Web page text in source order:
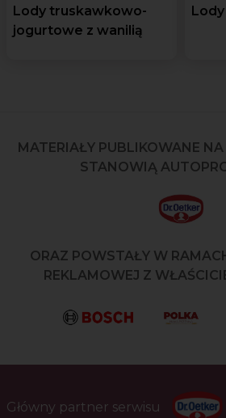
Lody truskawkowo-
jogurtowe z wanilią
MATERIAŁY PUBLIKOWANE
STANOWIĄ
ORAZ POWSTAŁY W
REKLAMOWEJ Z
Główny partner serwisu